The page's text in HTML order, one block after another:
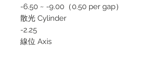
-6.50 ~ -9.00（0.50 per gap）
散光 Cylinder
-2.25
線位 Axis